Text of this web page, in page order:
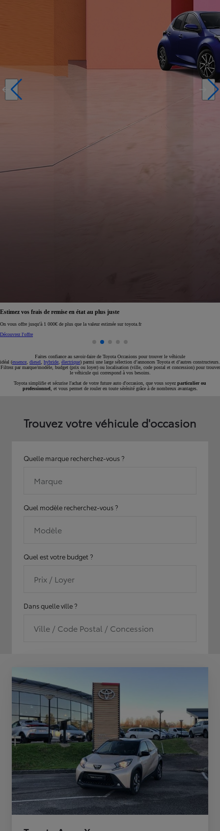
Réservez en ligne votre occasion pour 1€ seulement
Réservez en ligne
Faites confiance au savoir-faire de Toyota Occasions pour trouver le véhicule
idéal (essence diesel hybride électrique) parmi une large sélection d’annonces Toyota et d’autres constructeurs.
Filtrez par marque/modèle, budget (prix ou loyer) ou localisation (ville, code postal et concession) pour trouver
le véhicule qui correspond à vos besoins.
Toyota simplifie et sécurise l'achat de votre future auto d'occasion, que vous soyez particulier ou
professionnel , et vous permet de rouler en toute sérénité grâce à de nombreux avantages.
Trouvez votre véhicule d'occasion
Quelle marque recherchez-vous ?
Marque
Quel modèle recherchez-vous ?
Modèle
Quel est votre budget ?
Prix / Loyer
Dans quelle ville ?
Ville / Code Postal / Concession